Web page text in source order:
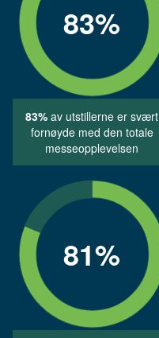
83%
83% av utstillerne er svært
fornøyde med den totale
messeopplevelsen
81%